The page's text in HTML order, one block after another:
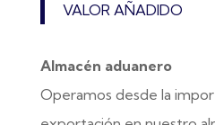
VALOR AÑADIDO
Almacén aduanero
Operamos desde la